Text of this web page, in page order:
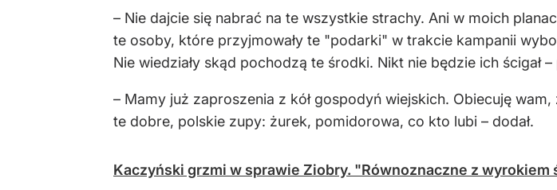
– Nie dajcie się nabrać na te wszystkie strachy. Ani w moich
te osoby, które przyjmowały te "podarki" w trakcie kampanii
Nie wiedziały skąd pochodzą te środki. Nikt nie będzie ich ścigał –
– Mamy już zaproszenia z kół gospodyń wiejskich. Obiecuję
te dobre, polskie zupy: żurek, pomidorowa, co kto lubi – dodał.
Kaczyński grzmi w sprawie Ziobry. "Równoznaczne z wyrokiem